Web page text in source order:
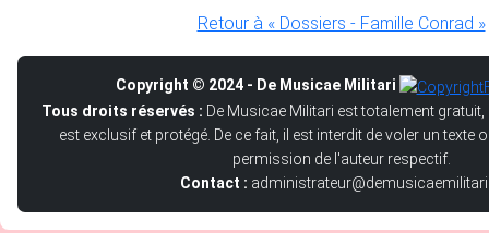
Retour à « Dossiers - Famille Conrad »
Copyright © 2024 - De Musicae Militari
Tous droits réservés : De Musicae Militari est totalement
est exclusif et protégé. De ce fait, il est interdit de voler un texte
permission de l'auteur respectif.
Contact :